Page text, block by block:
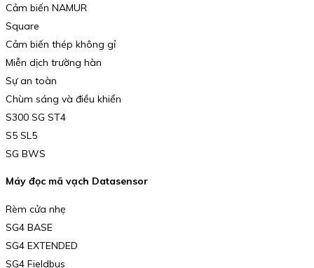
Cảm biến NAMUR
Square
Cảm biến thép không gỉ
Miễn dịch trường hàn
Sự an toàn
Chùm sáng và điều khiển
S300 SG ST4
S5 SL5
SG BWS
Máy đọc mã vạch Datasensor
Rèm cửa nhẹ
SG4 BASE
SG4 EXTENDED
SG4 Fieldbus